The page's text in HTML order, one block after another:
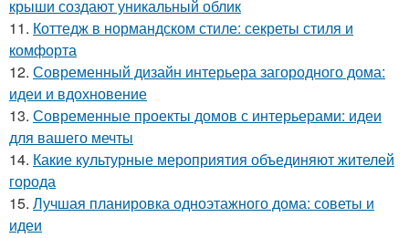
крыши создают уникальный облик
11. Коттедж в нормандском стиле: секреты стиля и
комфорта
12. Современный дизайн интерьера загородного дома:
идеи и вдохновение
13. Современные проекты домов с интерьерами: идеи
для вашего мечты
14. Какие культурные мероприятия объединяют жителей
города
15. Лучшая планировка одноэтажного дома: советы и
идеи